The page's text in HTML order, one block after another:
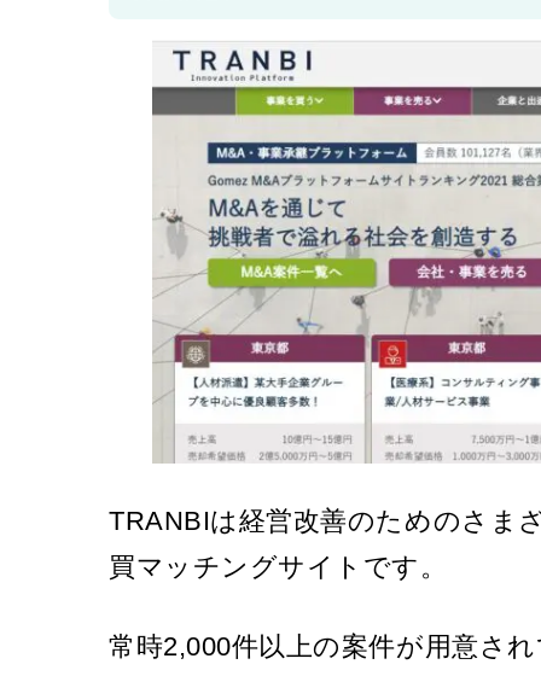
TRANBIは経営改善のためのさま
買マッチングサイトです。
常時2,000件以上の案件が用意さ